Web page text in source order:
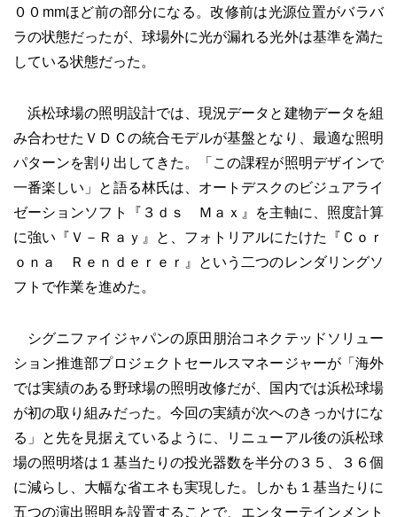
００mmほど前の部分になる。改修前は光源位置がバラバ
ラの状態だったが、球場外に光が漏れる光外は基準を満た
している状態だった。
浜松球場の照明設計では、現況データと建物データを組
み合わせたＶＤＣの統合モデルが基盤となり、最適な照明
パターンを割り出してきた。「この課程が照明デザインで
一番楽しい」と語る林氏は、オートデスクのビジュアライ
ゼーションソフト『３ｄｓ Ｍａｘ』を主軸に、照度計算
に強い『Ｖ－Ｒａｙ』と、フォトリアルにたけた『Ｃｏｒ
ｏｎａ Ｒｅｎｄｅｒｅｒ』という二つのレンダリングソ
フトで作業を進めた。
シグニファイジャパンの原田朋治コネクテッドソリュー
ション推進部プロジェクトセールスマネージャーが「海外
では実績のある野球場の照明改修だが、国内では浜松球場
が初の取り組みだった。今回の実績が次へのきっかけにな
る」と先を見据えているように、リニューアル後の浜松球
場の照明塔は１基当たりの投光器数を半分の３５、３６個
に減らし、大幅な省エネも実現した。しかも１基当たりに
五つの演出照明を設置することで、エンターテインメント